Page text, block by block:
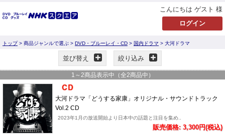
こんにちは ゲスト 様
トップ> 商品ジャンルで選ぶ > DVD・ブルーレイ・CD > 国内ドラマ > 大河ドラマ
並び替え 絞り込み
1 ～ 2商品表示中（全2商品中）
大河ドラマ「どうする家康」オリジナル・サウンドトラック
Vol.2 CD
2023年1月の放送開始より日本中の話題と注目を集め..
販売価格: 3,300円(税込)